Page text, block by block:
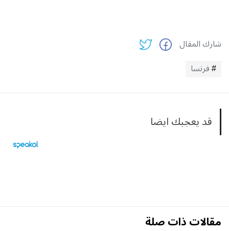
شارك المقال
فرنسا
قد يعجبك ايضا
مقالات ذات صلة